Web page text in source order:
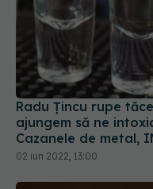
Radu Țincu rupe
ajungem să ne
Cazanele de metal,
02 iun 2022, 13:00